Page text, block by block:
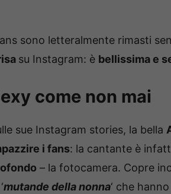
sono letteralmente rimasti
su Instagram: è bellissima e
come non mai
sue Instagram stories, la bella
i fans: la cantante è
– la fotocamera. Copre
mutande della nonna‘ che